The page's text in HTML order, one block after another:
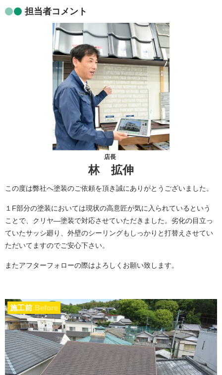
担当者コメント
店長
林 拡伸
この度は弊社へ塗装のご依頼を頂き誠にありがとうございました。
１F部分の塗装においては現状の高意匠が気に入られているという
ことで、クリヤ―塗装で対応させていただきました。劣化の目立っ
ていたサッシ廻り、外壁のシーリングもしっかりと打替えさせてい
ただいてますのでご安心下さい。
またアフターフォローの際はよろしくお願い致します。
施工前 Before